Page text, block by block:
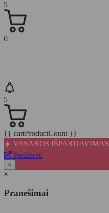
5
0
5
{{ cartProductCount }}
☀️ VASAROS IŠPARDAVIMAS
Peržiūrėti
×
×
Pranešimai